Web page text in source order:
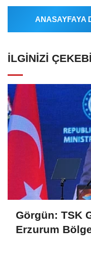
ANASAYFAYA
İLGINIZI
Görgün: TSK
Erzurum